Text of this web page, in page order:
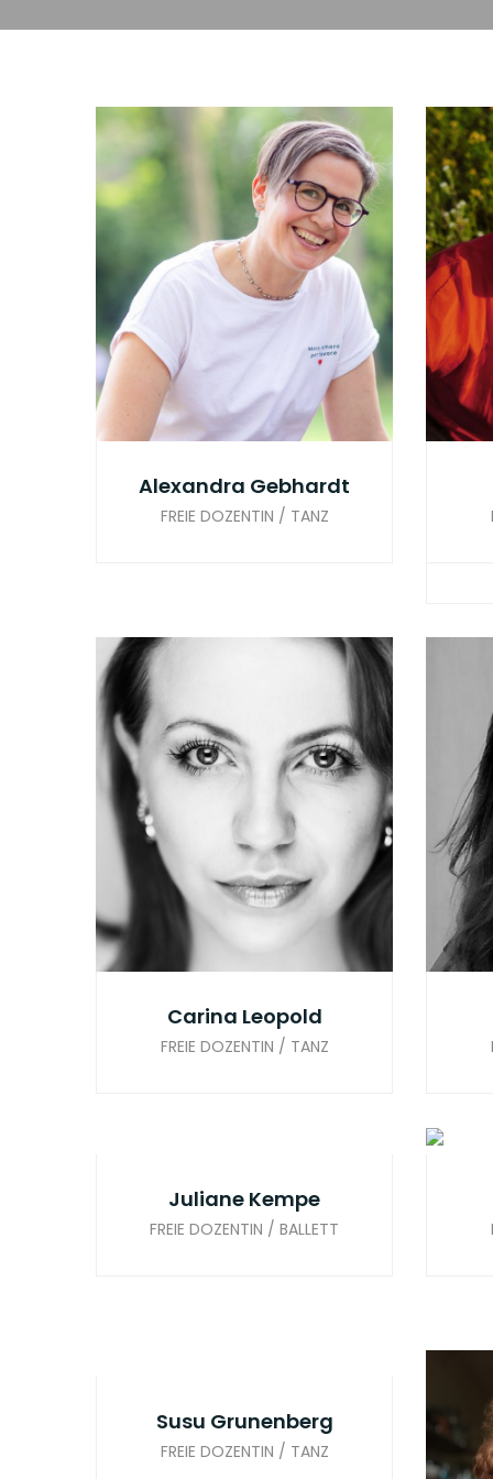
Alexandra Gebhardt
FREIE DOZENTIN / TANZ
Carina Leopold
FREIE DOZENTIN / TANZ
Juliane Kempe
FREIE DOZENTIN / BALLETT
Susu Grunenberg
FREIE DOZENTIN / TANZ